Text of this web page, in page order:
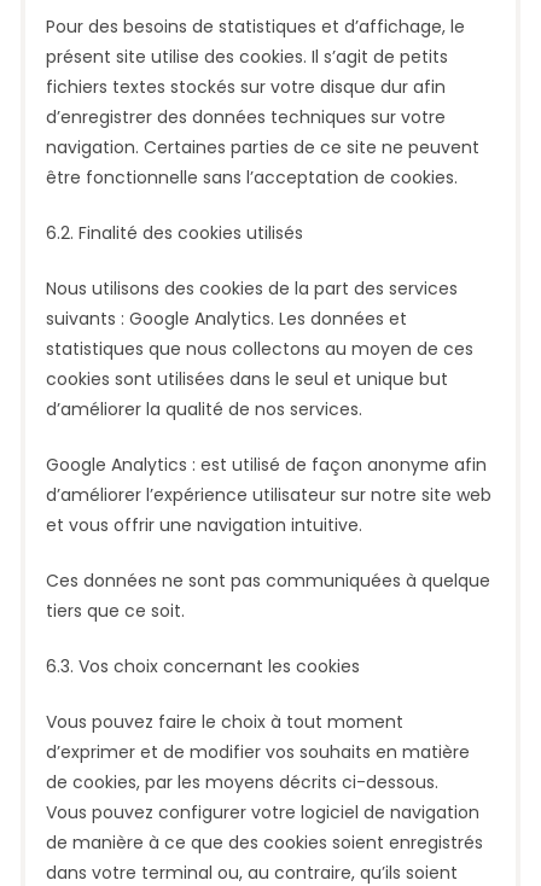
Pour des besoins de statistiques et d’affichage, le
présent site utilise des cookies. Il s’agit de petits
fichiers textes stockés sur votre disque dur afin
d’enregistrer des données techniques sur votre
navigation. Certaines parties de ce site ne peuvent
être fonctionnelle sans l’acceptation de cookies.
6.2. Finalité des cookies utilisés
Nous utilisons des cookies de la part des services
suivants : Google Analytics. Les données et
statistiques que nous collectons au moyen de ces
cookies sont utilisées dans le seul et unique but
d’améliorer la qualité de nos services.
Google Analytics : est utilisé de façon anonyme afin
d’améliorer l’expérience utilisateur sur notre site web
et vous offrir une navigation intuitive.
Ces données ne sont pas communiquées à quelque
tiers que ce soit.
6.3. Vos choix concernant les cookies
Vous pouvez faire le choix à tout moment
d’exprimer et de modifier vos souhaits en matière
de cookies, par les moyens décrits ci-dessous.
Vous pouvez configurer votre logiciel de navigation
de manière à ce que des cookies soient enregistrés
dans votre terminal ou, au contraire, qu’ils soient